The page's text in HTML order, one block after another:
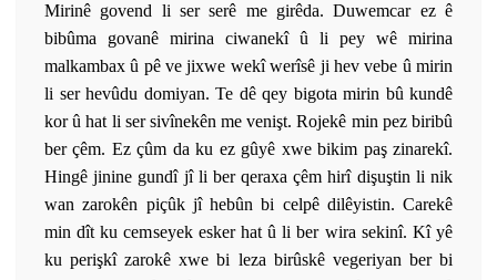
Mirinê govend li ser serê me girêda. Duwemcar ez ê
bibûma govanê mirina ciwanekî û li pey wê mirina
malkambax û pê ve jixwe wekî werîsê ji hev vebe û mirin
li ser hevûdu domiyan. Te dê qey bigota mirin bû kundê
kor û hat li ser sivînekên me venişt. Rojekê min pez biribû
ber çêm. Ez çûm da ku ez gûyê xwe bikim paş zinarekî.
Hingê jinine gundî jî li ber qeraxa çêm hirî dişuştin li nik
wan zarokên piçûk jî hebûn bi celpê dilêyistin. Carekê
min dît ku cemseyek esker hat û li ber wira sekinî. Kî yê
ku perişkî zarokê xwe bi leza birûskê vegeriyan ber bi